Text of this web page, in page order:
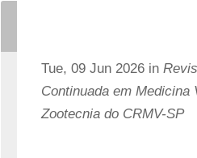
Tue, 09 Jun 2026 in
Continuada em Medicina
Zootecnia do CRMV-SP